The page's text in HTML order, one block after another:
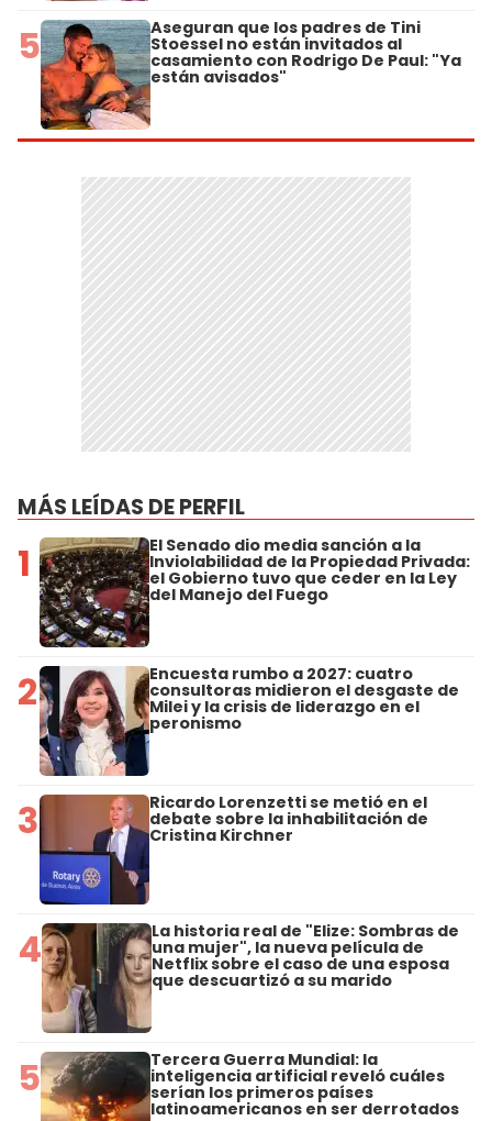
5 Aseguran que los padres de Tini
Stoessel no están invitados al
casamiento con Rodrigo De Paul: "Ya
están avisados"
MÁS LEÍDAS DE PERFIL
1 El Senado dio media sanción a la
Inviolabilidad de la Propiedad Privada:
el Gobierno tuvo que ceder en la Ley
del Manejo del Fuego
2 Encuesta rumbo a 2027: cuatro
consultoras midieron el desgaste de
Milei y la crisis de liderazgo en el
peronismo
3 Ricardo Lorenzetti se metió en el
debate sobre la inhabilitación de
Cristina Kirchner
4 La historia real de "Elize: Sombras de
una mujer", la nueva película de
Netflix sobre el caso de una esposa
que descuartizó a su marido
5 Tercera Guerra Mundial: la
inteligencia artificial reveló cuáles
serían los primeros países
latinoamericanos en ser derrotados